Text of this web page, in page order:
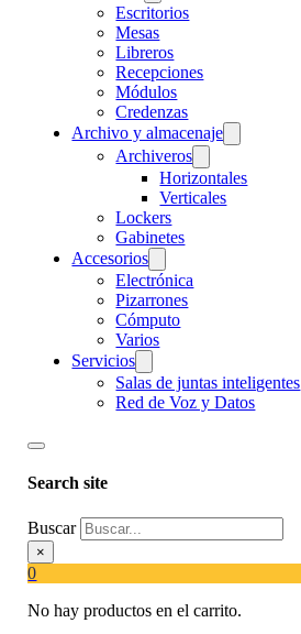
Escritorios
Mesas
Libreros
Recepciones
Módulos
Credenzas
Archivo y almacenaje
Archiveros
Horizontales
Verticales
Lockers
Gabinetes
Accesorios
Electrónica
Pizarrones
Cómputo
Varios
Servicios
Salas de juntas inteligentes
Red de Voz y Datos
Search site
Buscar
×
0
No hay productos en el carrito.